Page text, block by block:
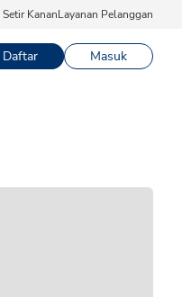
KananLayanan Pelanggan
Daftar Masuk